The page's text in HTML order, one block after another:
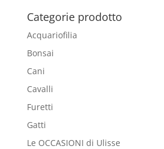
Categorie prodotto
Acquariofilia
Bonsai
Cani
Cavalli
Furetti
Gatti
Le OCCASIONI di Ulisse